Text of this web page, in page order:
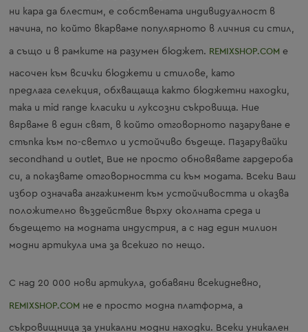
ни кара да блестим, е собствената индивидуалност в
начина, по който вкарваме популярното в личния си стил,
а също и в рамките на разумен бюджет. REMIXSHOP.COM е
насочен към всички бюджети и стилове, като
предлага селекция, обхващаща както бюджетни находки,
така и mid range класики и луксозни съкровища. Ние
вярваме в един свят, в който отговорното пазаруване е
стъпка към по-светло и устойчиво бъдеще. Пазарувайки
secondhand и outlet, Вие не просто обновявате гардероба
си, а показвате отговорността си към модата. Всеки Ваш
избор означава ангажимент към устойчивостта и оказва
положително въздействие върху околната среда и
бъдещето на модната индустрия, а с над един милион
модни артикула има за всекиго по нещо.
С над 20 000 нови артикула, добавяни всекидневно,
REMIXSHOP.COM не е просто модна платформа, а
съкровищница за уникални модни находки. Всеки уникален